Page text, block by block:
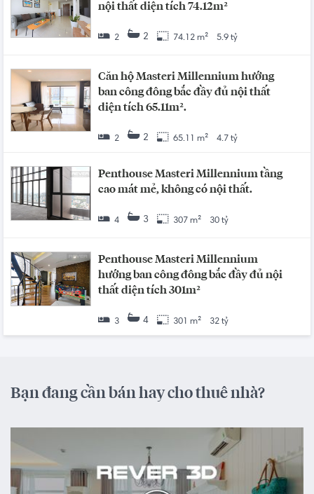
nội thất diện tích 74.12m²
2 2 74.12 m² 5.9 tỷ
Căn hộ Masteri Millennium hướng
ban công đông bắc đầy đủ nội thất
diện tích 65.11m².
2 2 65.11 m² 4.7 tỷ
Penthouse Masteri Millennium tầng
cao mát mẻ, không có nội thất.
4 3 307 m² 30 tỷ
Penthouse Masteri Millennium
hướng ban công đông bắc đầy đủ nội
thất diện tích 301m²
3 4 301 m² 32 tỷ
Bạn đang cần bán hay cho thuê nhà?